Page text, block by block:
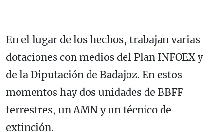
En el lugar de los hechos, trabajan varias
dotaciones con medios del Plan INFOEX y
de la Diputación de Badajoz. En estos
momentos hay dos unidades de BBFF
terrestres, un AMN y un técnico de
extinción.